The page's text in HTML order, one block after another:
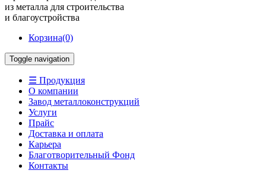
из металла для строительства
и благоустройства
Корзина(0)
Toggle navigation
☰ Продукция
О компании
Завод металлоконструкций
Услуги
Прайс
Доставка и оплата
Карьера
Благотворительный Фонд
Контакты